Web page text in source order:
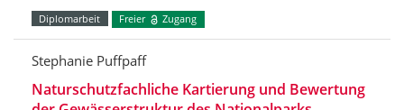
Diplomarbeit Freier Zugang
Stephanie Puffpaff
Naturschutzfachliche Kartierung und Bewertung